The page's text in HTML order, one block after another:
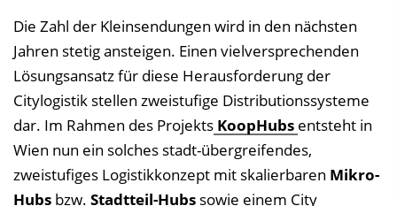
Die Zahl der Kleinsendungen wird in den nächsten
Jahren stetig ansteigen. Einen vielversprechenden
Lösungsansatz für diese Herausforderung der
Citylogistik stellen zweistufige Distributionssysteme
dar. Im Rahmen des Projekts KoopHubs entsteht in
Wien nun ein solches stadt-übergreifendes,
zweistufiges Logistikkonzept mit skalierbaren Mikro-
Hubs bzw. Stadtteil-Hubs sowie einem City